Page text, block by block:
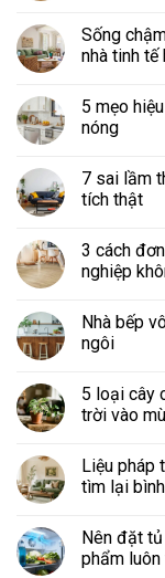
Sống
nhà tinh tế
5 mẹo
nóng
7 sai lầm
tích thật
3 cách
nghiệp
Nhà bếp
ngôi
5 loại cây
trời vào
Liệu pháp
tìm lại
Nên đặt
phẩm